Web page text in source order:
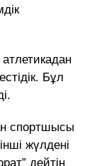
Бұл
спортшысы
жүлдені
дейтін